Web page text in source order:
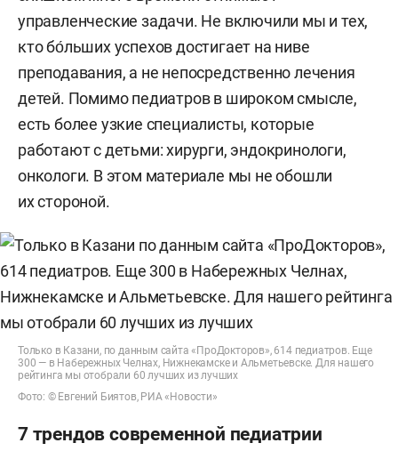
больше возможностей, но Татарстан уже мало
чем уступает столице.
управленческие задачи. Не включили мы и тех,
кто бо́льших успехов достигает на ниве
преподавания, а не непосредственно лечения
детей. Помимо педиатров в широком смысле,
есть более узкие специалисты, которые
работают с детьми: хирурги, эндокринологи,
онкологи. В этом материале мы не обошли
их стороной.
Только в Казани, по данным сайта «ПроДокторов», 614 педиатров. Еще
300 — в Набережных Челнах, Нижнекамске и Альметьевске. Для нашего
рейтинга мы отобрали 60 лучших из лучших
Фото: © Евгений Биятов, РИА «Новости»
7 трендов современной педиатрии